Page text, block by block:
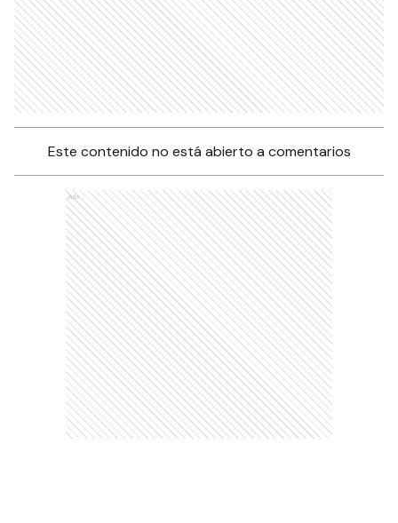
Este contenido no está abierto a comentarios
Ads